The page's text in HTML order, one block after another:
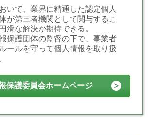
いて、業界に精通した認定個人
が第三者機関として関与するこ
滑な解決が期待できる。
保護団体の監督の下で、事業者
ールを守って個人情報を取り扱
保護委員会ホームページ